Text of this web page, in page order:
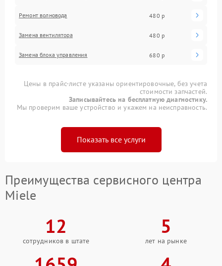
Ремонт волновода 480 р
Замена вентилятора 480 р
Замена блока управления 680 р
Цены в прайс-листе указаны ориентировочные, без учета
стоимости запчастей.
Записывайтесь на бесплатную диагностику.
Мы проверим ваше устройство и укажем на неисправность.
Показать все услуги
Преимущества сервисного центра
Miele
12
сотрудников в штате
5
лет на рынке